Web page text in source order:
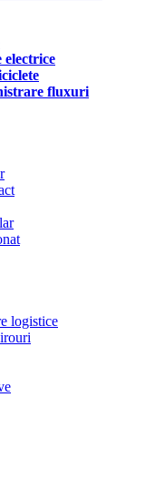
electrice
fluxuri
logistice